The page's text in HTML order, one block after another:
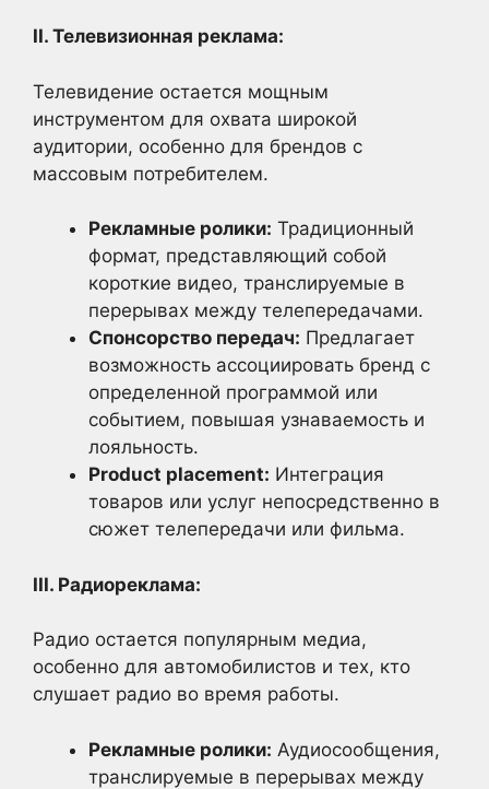
II. Телевизионная реклама:
Телевидение остается мощным
инструментом для охвата широкой
аудитории, особенно для брендов с
массовым потребителем.
Рекламные ролики: Традиционный
формат, представляющий собой
короткие видео, транслируемые в
перерывах между телепередачами.
Спонсорство передач: Предлагает
возможность ассоциировать бренд с
определенной программой или
событием, повышая узнаваемость и
лояльность.
Product placement: Интеграция
товаров или услуг непосредственно в
сюжет телепередачи или фильма.
III. Радиореклама:
Радио остается популярным медиа,
особенно для автомобилистов и тех, кто
слушает радио во время работы.
Рекламные ролики: Аудиосообщения,
транслируемые в перерывах между